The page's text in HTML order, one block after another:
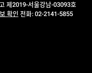
제2019-서울강남-03093호
확인 전화: 02-2141-5855